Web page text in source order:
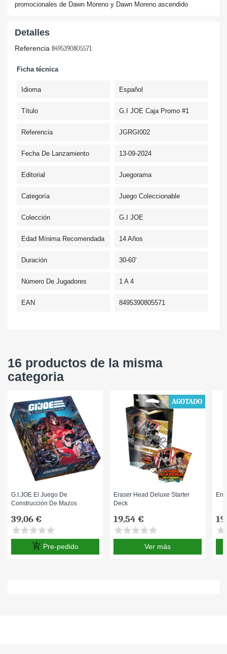
promocionales de Dawn Moreno y Dawn Moreno ascendido
Detalles
Referencia 8495390805571
Ficha técnica
Idioma Español
Título G.I JOE Caja Promo #1
Referencia JGRGI002
Fecha De Lanzamiento 13-09-2024
Editorial Juegorama
Categoría Juego Coleccionable
Colección G.I JOE
Edad Mínima Recomendada 14 Años
Duración 30-60'
Número De Jugadores 1 A 4
EAN 8495390805571
16 productos de la misma
categoria
G.I.JOE El Juego De
Construcción De Mazos
39,06 €
starstarstarstarstar
add_shopping_cart Pre-pedido
Eraser Head Deluxe Starter
Deck
19,54 €
starstarstarstarstar
Ver más
AGOTADO
star